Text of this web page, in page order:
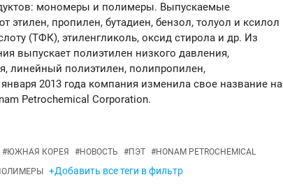
мономеры и полимеры. Выпускаемые
пропилен, бутадиен, бензол, толуол и ксилол
(ТФК), этиленгликоль, оксид стирола и др. Из
выпускает полиэтилен низкого давления,
линейный полиэтилен, полипропилен,
2013 года компания изменила свое название на
Petrochemical Corporation.
#ЮЖНАЯ КОРЕЯ #НОВОСТЬ #ПЭТ #HONAM PETROCHEMICAL
+Добавить все теги в фильтр